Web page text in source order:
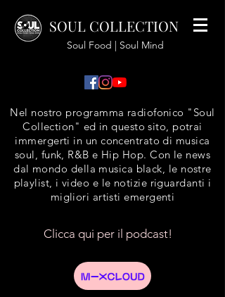
SOUL COLLECTION
Soul Food | Soul Mind
Nel nostro programma radiofonico "Soul
Collection" ed in questo sito, potrai
immergerti in un concentrato di musica
soul, funk, R&B e Hip Hop. Con le news
dal mondo della musica black, le nostre
playlist, i video e le notizie riguardanti i
migliori artisti emergenti
Clicca qui per il podcast!